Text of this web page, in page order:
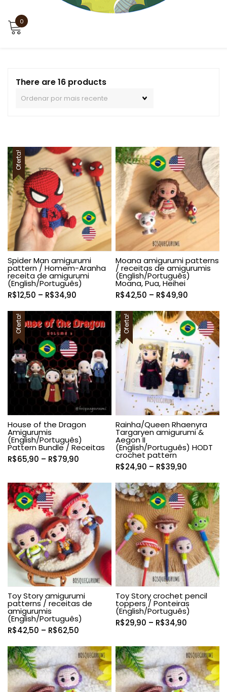
0
There are 16 products
Oferta!
Spider Man amigurumi
pattern / Homem-Aranha
receita de amigurumi
(English/Português)
R$12,50 – R$34,90
preço:
R$12,50
através
R$34,90
Moana amigurumi patterns
/ receitas de amigurumis
(English/Português)
Moana, Pua, Heihei
R$42,50 – R$49,90
preço:
R$42,50
através
R$49,90
Oferta!
House of the Dragon
Amigurumis
(English/Português)
Pattern Bundle / Receitas
R$65,90 – R$79,90
preço:
R$65,90
através
R$79,90
Oferta!
Rainha/Queen Rhaenyra
Targaryen amigurumi &
Aegon II
(English/Português) HODT
crochet pattern
R$24,90 – R$39,90
preço:
R$24,90
através
R$39,90
Toy Story amigurumi
patterns / receitas de
amigurumis
(English/Português)
R$42,50 – R$62,50
preço:
R$42,50
através
R$62,50
Toy Story crochet pencil
toppers / Ponteiras
(English/Português)
R$29,90 – R$34,90
preço:
R$29,90
através
R$34,90